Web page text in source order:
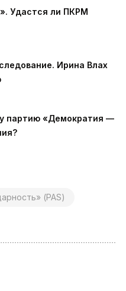
Удастся ли ПКРМ
Ирина Влах
партию «Демократия —
(PAS)